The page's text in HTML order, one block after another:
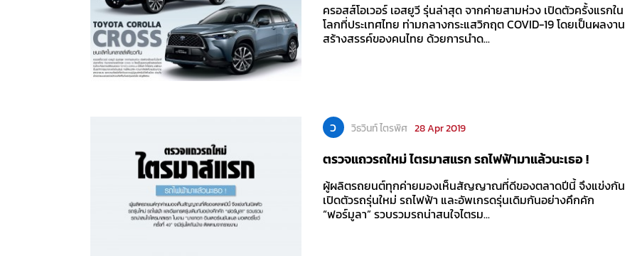
ครอสส์โอเวอร์ เอสยูวี รุ่นล่าสุด จากค่ายสามห่วง เปิดตัวครั้งแรกใน
โลกที่ประเทศไทย ท่ามกลางกระแสวิกฤต COVID-19 โดยเป็นผลงาน
สร้างสรรค์ของคนไทย ด้วยการนำด...
ว วิธวินท์ ไตรพิศ 28 Apr 2019
ตรวจแถวรถใหม่ ไตรมาสแรก รถไฟฟ้ามาแล้วนะเธอ !
ผู้ผลิตรถยนต์ทุกค่ายมองเห็นสัญญาณที่ดีของตลาดปีนี้ จึงแข่งกัน
เปิดตัวรถรุ่นใหม่ รถไฟฟ้า และอัพเกรดรุ่นเดิมกันอย่างคึกคัก
“ฟอร์มูลา” รวบรวมรถน่าสนใจไตรม...